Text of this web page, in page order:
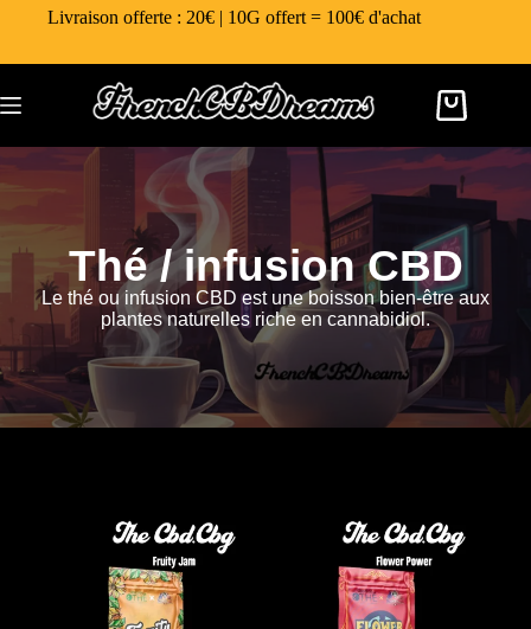
Livraison offerte : 20€ | 10G offert = 100€ d'achat
Thé / infusion CBD
Le thé ou infusion CBD est une boisson bien-être aux
plantes naturelles riche en cannabidiol.